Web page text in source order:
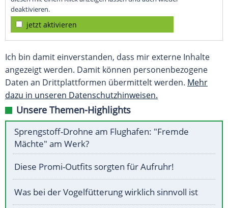
deaktivieren.
jetzt aktivieren
Ich bin damit einverstanden, dass mir externe Inhalte
angezeigt werden. Damit können personenbezogene
Daten an Drittplattformen übermittelt werden. Mehr
dazu in unseren Datenschutzhinweisen.
Unsere Themen-Highlights
Sprengstoff-Drohne am Flughafen: "Fremde
Mächte" am Werk?
Diese Promi-Outfits sorgten für Aufruhr!
Was bei der Vogelfütterung wirklich sinnvoll ist